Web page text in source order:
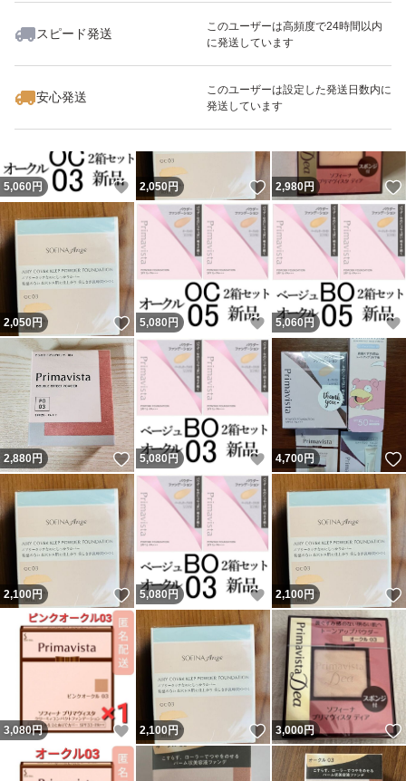
ぎ、明るい素肌質感が夕方まで続きます。
#プリマヴィスタ
#ソフィーナ
#プリマビスタ
#パウダー
#ファンデーション
#オークル03
スピード発送
このユーザーは高頻度で24時間以内
に発送しています
安心発送
このユーザーは設定した発送日数内に
発送しています
いいね！
2,640
5,060 円 いいね！
2,050円 いいね！
2,980円
2,050円 いいね！
5,080 円 いいね！
5,060 円
2,880円 いいね！
5,080 円 いいね！
4,700円
2,100円 いいね！
5,080 円 いいね！
2,100円
3,080円 いいね！
2,100円 いいね！
3,000円